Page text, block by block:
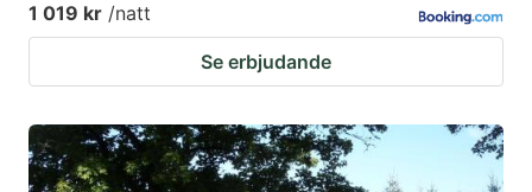
1 019 kr /natt
Se erbjudande